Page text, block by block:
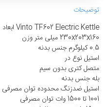
توضیحات
Vinto TF602 Electric Kettle ابعاد
230x203x160 میلی متر وزن
0.5 کیلوگرم جنس بدنه
استیل نوع در
متصل کتری بدون سیم
بله جنس بدنه
استیل ضدزنگ محدوده توان مصرفی
1001 تا 1500 وات توان مصرفی